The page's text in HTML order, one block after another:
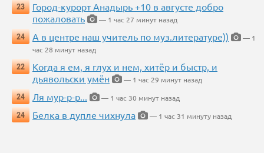
23
Город-курорт Анадырь +10 в августе добро
пожаловать
— 1 час 27 минут назад
24
А в центре наш учитель по муз.литературе))
— 1
час 28 минут назад
22
Когда я ем, я глух и нем, хитёр и быстр, и
дьявольски умён
— 1 час 29 минут назад
24
Ля мур-р-р...
— 1 час 30 минут назад
24
Белка в дупле чихнула — 1 час 31 минуту назад